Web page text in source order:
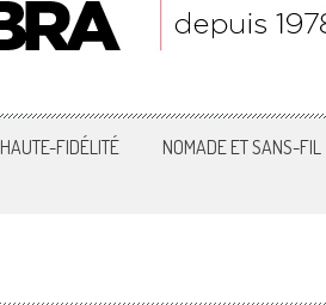
HAUTE-FIDÉLITÉ NOMADE ET SANS-FIL